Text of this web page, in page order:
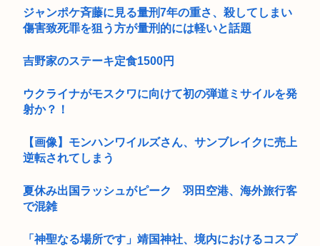
ジャンポケ斉藤に見る量刑7年の重さ、殺してしまい
傷害致死罪を狙う方が量刑的には軽いと話題
吉野家のステーキ定食1500円
ウクライナがモスクワに向けて初の弾道ミサイルを発
射か？！
【画像】モンハンワイルズさん、サンブレイクに売上
逆転されてしまう
夏休み出国ラッシュがピーク 羽田空港、海外旅行客
で混雑
「神聖なる場所です」靖国神社、境内におけるコスプ